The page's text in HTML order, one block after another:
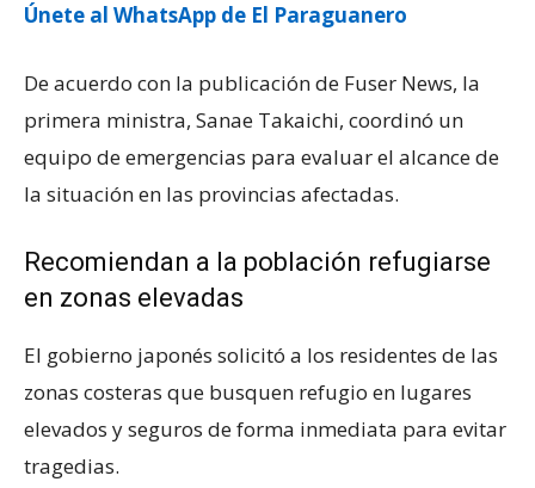
Únete al WhatsApp de El Paraguanero
De acuerdo con la publicación de Fuser News, la
primera ministra, Sanae Takaichi, coordinó un
equipo de emergencias para evaluar el alcance de
la situación en las provincias afectadas.
Recomiendan a la población refugiarse
en zonas elevadas
El gobierno japonés solicitó a los residentes de las
zonas costeras que busquen refugio en lugares
elevados y seguros de forma inmediata para evitar
tragedias.